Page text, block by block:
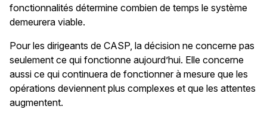
fonctionnalités détermine combien de temps le système
demeurera viable.
Pour les dirigeants de CASP, la décision ne concerne pas
seulement ce qui fonctionne aujourd’hui. Elle concerne
aussi ce qui continuera de fonctionner à mesure que les
opérations deviennent plus complexes et que les attentes
augmentent.